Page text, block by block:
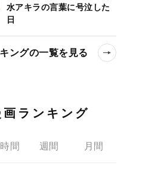
水アキラの言葉に号泣した
日
ングの一覧を見る
画ランキング
間 週間 月間